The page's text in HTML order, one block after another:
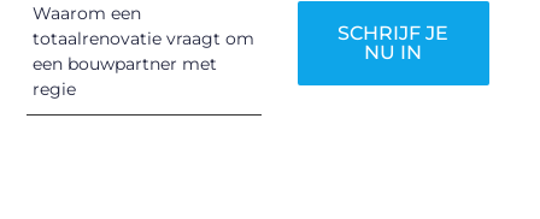
Waarom een
totaalrenovatie vraagt om
een bouwpartner met
regie
SCHRIJF JE
NU IN